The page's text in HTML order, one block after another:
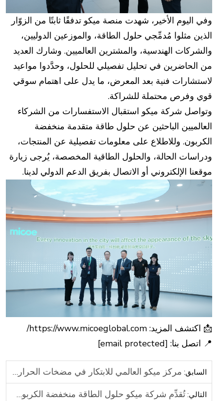
وفي اليوم الأخير، شهدت منصة ميكو تدفقًا ثابتًا من الزوّار
الذين مثلوا مُدمِّجي حلول الطاقة، والموزعين الدوليين،
والشركات الهندسية، والمشترين العالميين. وشارك العديد
من الحاضرين في تحليل تفصيلي للحلول، وحدَّدوا مواعيد
لاستشارات فنية بعد المعرض، ما يدل على اهتمام سوقي
قوي وفرص محتملة للشراكة.
وتواصل شركة ميكو استقبال الاستفسارات من الشركاء
العالميين الباحثين عن حلول طاقة متقدمة منخفضة
الكربون. وللاطلاع على معلومات تفصيلية عن المنتجات،
ودراسات الحالة، والحلول الطاقية المخصصة، يُرجى زيارة
موقعنا الإلكتروني أو الاتصال بفريق الدعم الدولي لدينا.
📩 اكتشف المزيد: https://www.micoeglobal.com/
📍 اتصل بنا: [email protected]
السابق: مركز ميكو العالمي للابتكار في مضخات الحرارة يبدأ أعمال البناء
التالي: تُقدِّم شركة ميكو حلول الطاقة منخفضة الكربون المبتكرة في المعرض التجاري لمدينة قوانغتشو الـ139